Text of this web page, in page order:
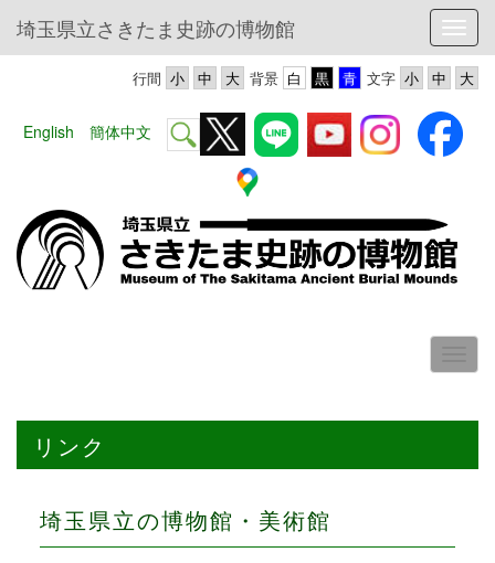
埼玉県立さきたま史跡の博物館
文字
背景
行間
English 簡体中文
リンク
埼玉県立の博物館・美術館